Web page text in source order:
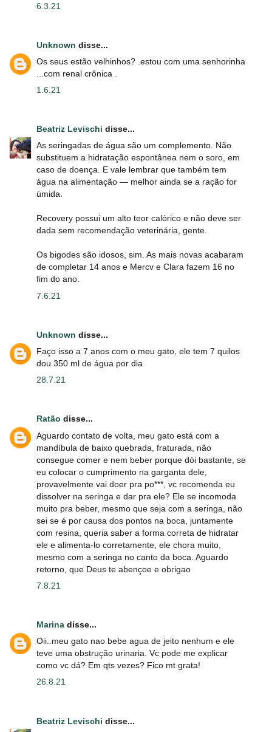
6.3.21
Unknown disse...
Os seus estão velhinhos? .estou com uma senhorinha
...com renal crônica .
1.6.21
Beatriz Levischi disse...
As seringadas de água são um complemento. Não
substituem a hidratação espontânea nem o soro, em
caso de doença. E vale lembrar que também tem
água na alimentação — melhor ainda se a ração for
úmida.
Recovery possui um alto teor calórico e não deve ser
dada sem recomendação veterinária, gente.
Os bigodes são idosos, sim. As mais novas acabaram
de completar 14 anos e Mercv e Clara fazem 16 no
fim do ano.
7.6.21
Unknown disse...
Faço isso a 7 anos com o meu gato, ele tem 7 quilos
dou 350 ml de água por dia
28.7.21
Ratão disse...
Aguardo contato de volta, meu gato está com a
mandíbula de baixo quebrada, fraturada, não
consegue comer e nem beber porque dói bastante, se
eu colocar o cumprimento na garganta dele,
provavelmente vai doer pra po***, vc recomenda eu
dissolver na seringa e dar pra ele? Ele se incomoda
muito pra beber, mesmo que seja com a seringa, não
sei se é por causa dos pontos na boca, juntamente
com resina, queria saber a forma correta de hidratar
ele e alimenta-lo corretamente, ele chora muito,
mesmo com a seringa no canto da boca. Aguardo
retorno, que Deus te abençoe e obrigao
7.8.21
Marina disse...
Oii..meu gato nao bebe agua de jeito nenhum e ele
teve uma obstrução urinaria. Vc pode me explicar
como vc dá? Em qts vezes? Fico mt grata!
26.8.21
Beatriz Levischi disse...